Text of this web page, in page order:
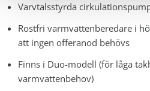
Varvtalsstyrda
Rostfri varmvattenberedare i
att ingen offeranod behövs
Finns i Duo-modell (för låga
varmvattenbehov)